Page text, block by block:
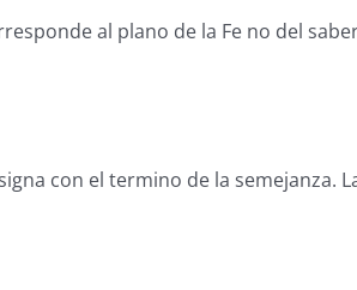
al plano de la Fe no del
con el termino de la semejanza.